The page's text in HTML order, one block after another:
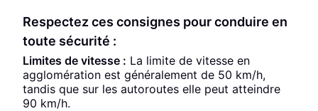
Respectez ces consignes pour conduire en
toute sécurité :
Limites de vitesse : La limite de vitesse en
agglomération est généralement de 50 km/h,
tandis que sur les autoroutes elle peut atteindre
90 km/h.